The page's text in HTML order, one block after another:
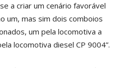
a criar um cenário favorável
um, mas sim dois comboios
um pela locomotiva a
locomotiva diesel CP 9004”.